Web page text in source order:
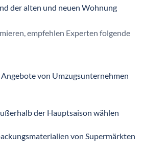
der alten und neuen Wohnung
empfehlen Experten folgende
von Umzugsunternehmen
der Hauptsaison wählen
von Supermärkten